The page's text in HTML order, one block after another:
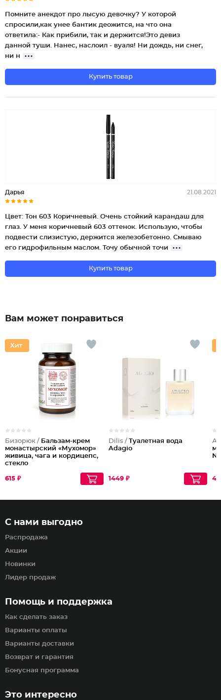
Помните анекдот про лысую девочку? У которой
спросили,как унее бантик деожится, на что она
ответила:- Как прибили, так и держится!Это девиз
данной туши. Нанес, наслоил - вуаля! Ни дождь, ни снег,
ни н
Купить товар
Дарья 21.08.2021
Цвет: Тон 603 Коричневый. Очень стойкий карандаш для
глаз. У меня коричневый 603 оттенок. Использую, чтобы
подвести слизистую, держится железобетонно. Смываю
его гидрофильным маслом. Точу обычной точи
Купить товар
Вам может понравиться
Бизорюк / Бальзам-крем
монастырский «Мухомор»
живица, чага и кордицепс,
стекло
615 ₽
Dilis / Туалетная вода
Adagio
1449 ₽
Помощь и поддержка
Как сделать заказ
Варианты оплаты
Варианты доставки
Возврат и гарантия
Бонусная программа
С нами выгодно
Распродажа
Акции
Новинки
Лидер продаж
Это интересно